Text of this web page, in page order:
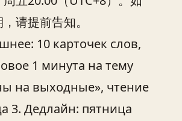
请提前告知。
10 карточек слов,
1 минута на тему
на выходные», чтение
3. Дедлайн: пятница